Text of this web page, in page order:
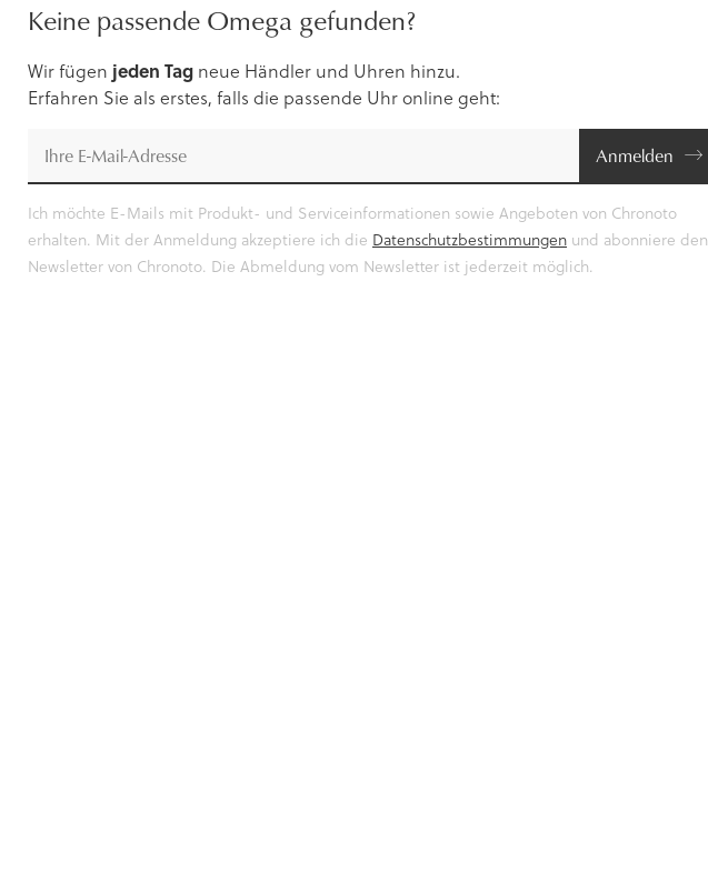
Keine passende Omega gefunden?
Wir fügen jeden Tag neue Händler und Uhren hinzu.
Erfahren Sie als erstes, falls die passende Uhr online geht:
Anmelden
Ich möchte E-Mails mit Produkt- und Serviceinformationen sowie Angeboten von Chronoto
erhalten. Mit der Anmeldung akzeptiere ich die Datenschutzbestimmungen und abonniere den
Newsletter von Chronoto. Die Abmeldung vom Newsletter ist jederzeit möglich.